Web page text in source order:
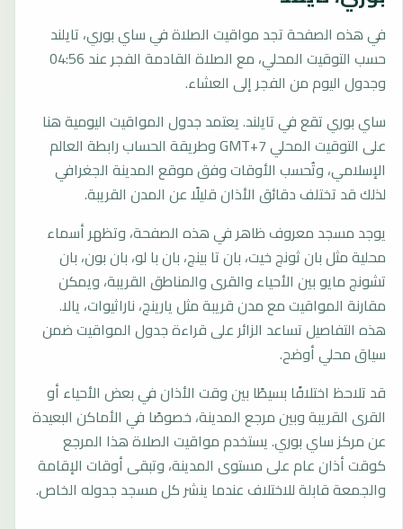
في هذه الصفحة تجد مواقيت الصلاة في ساي بوري، تايلند
حسب التوقيت المحلي، مع الصلاة القادمة الفجر عند 04:56
وجدول اليوم من الفجر إلى العشاء.
ساي بوري تقع في تايلند. يعتمد جدول المواقيت اليومية هنا
على التوقيت المحلي GMT+7 وطريقة الحساب رابطة العالم
الإسلامي، وتُحسب الأوقات وفق موقع المدينة الجغرافي
لذلك قد تختلف دقائق الأذان قليلًا عن المدن القريبة.
يوجد مسجد معروف ظاهر في هذه الصفحة، وتظهر أسماء
محلية مثل بان ثونج خيت، بان تا بينج، بان با لو، بان بون، بان
تشونج مايو بين الأحياء والقرى والمناطق القريبة، ويمكن
مقارنة المواقيت مع مدن قريبة مثل يارينج، ناراثيوات، يالا.
هذه التفاصيل تساعد الزائر على قراءة جدول المواقيت ضمن
سياق محلي أوضح.
قد تلاحظ اختلافًا بسيطًا بين وقت الأذان في بعض الأحياء أو
القرى القريبة وبين مرجع المدينة، خصوصًا في الأماكن البعيدة
عن مركز ساي بوري. يستخدم مواقيت الصلاة هذا المرجع
كوقت أذان عام على مستوى المدينة، وتبقى أوقات الإقامة
والجمعة قابلة للاختلاف عندما ينشر كل مسجد جدوله الخاص.